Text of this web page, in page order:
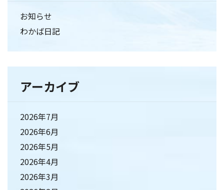
お知らせ
わかば日記
アーカイブ
2026年7月
2026年6月
2026年5月
2026年4月
2026年3月